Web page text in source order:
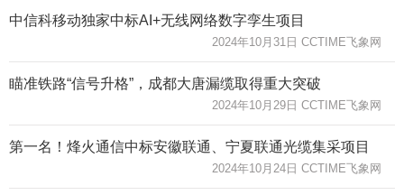
中信科移动独家中标AI+无线网络数字孪生项目
2024年10月31日 CCTIME飞象网
瞄准铁路“信号升格”，成都大唐漏缆取得重大突破
2024年10月29日 CCTIME飞象网
第一名！烽火通信中标安徽联通、宁夏联通光缆集采项目
2024年10月24日 CCTIME飞象网